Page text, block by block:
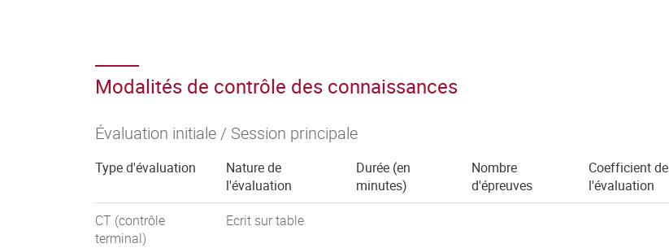
Modalités de contrôle des connaissances
Évaluation initiale / Session principale
Type d'évaluation
Nature de
l'évaluation
Durée (en
minutes)
Nombre
d'épreuves
Coefficient de
l'évaluation
CT (contrôle
terminal)
Ecrit sur table